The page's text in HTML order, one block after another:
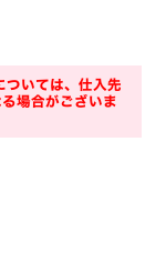
ついては、仕入先
場合がございま